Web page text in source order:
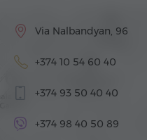
Via Nalbandyan, 96
+374 10 54 60 40
+374 93 50 40 40
+374 98 40 50 89